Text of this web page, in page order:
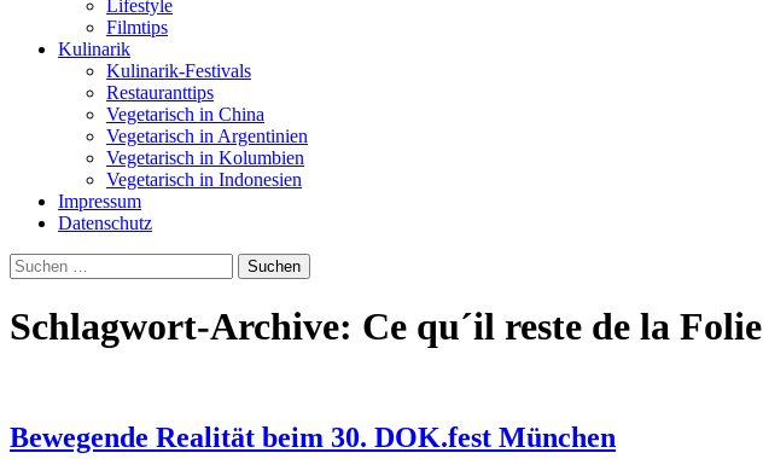
Lifestyle
Filmtips
Kulinarik
Kulinarik-Festivals
Restauranttips
Vegetarisch in China
Vegetarisch in Argentinien
Vegetarisch in Kolumbien
Vegetarisch in Indonesien
Impressum
Datenschutz
Suchen
nach:
Schlagwort-Archive: Ce qu´il reste de la Folie
Bewegende Realität beim 30. DOK.fest München